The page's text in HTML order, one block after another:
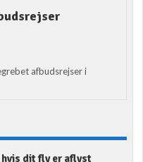
afbudsrejser i
dit fly er aflyst